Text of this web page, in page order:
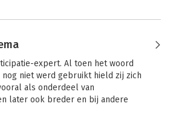
expert. Al toen het woord
niet werd gebruikt hield zij zich
als onderdeel van
later ook breder en bij andere